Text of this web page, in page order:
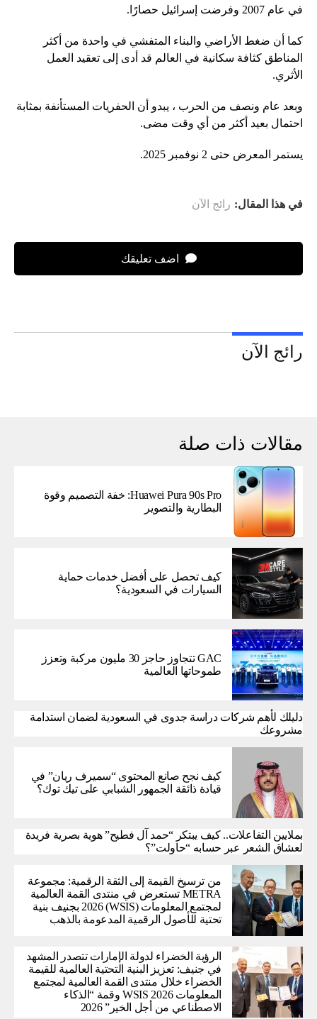
في عام 2007 وفرضت إسرائيل حصارًا.
كما أن ضغط الأراضي والبناء المتفشي في واحدة من أكثر
المناطق كثافة سكانية في العالم قد أدى إلى تعقيد العمل
الأثري.
وبعد عام ونصف من الحرب ، يبدو أن الحفريات المستأنفة بمثابة
احتمال بعيد أكثر من أي وقت مضى.
يستمر المعرض حتى 2 نوفمبر 2025.
في هذا المقال: رائج الآن
اضف تعليقك
رائج الآن
مقالات ذات صلة
Huawei Pura 90s Pro: خفة التصميم وقوة
البطارية والتصوير
كيف تحصل على أفضل خدمات حماية
السيارات في السعودية؟
GAC تتجاوز حاجز 30 مليون مركبة وتعزز
طموحاتها العالمية
دليلك لأهم شركات دراسة جدوى في السعودية لضمان استدامة
مشروعك
كيف نجح صانع المحتوى “سميرف ريان” في
قيادة ذائقة الجمهور الشبابي على تيك توك؟
بملايين التفاعلات.. كيف يبتكر “حمد آل فطيح” هوية بصرية فريدة
لعشاق الشعر عبر حسابه “حاولت”؟
من ترسيخ القيمة إلى الثقة الرقمية: مجموعة
METRA تستعرض في منتدى القمة العالمية
لمجتمع المعلومات (WSIS) 2026 بجنيف بنية
تحتية للأصول الرقمية المدعومة بالذهب
الرؤية الخضراء لدولة الإمارات تتصدر المشهد
في جنيف: تعزيز البنية التحتية العالمية للقيمة
الخضراء خلال منتدى القمة العالمية لمجتمع
المعلومات WSIS 2026 وقمة “الذكاء
الاصطناعي من أجل الخير” 2026